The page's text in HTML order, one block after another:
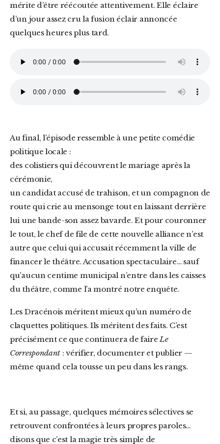
mérite d’être réécoutée attentivement. Elle éclaire
d’un jour assez cru la fusion éclair annoncée
quelques heures plus tard.
Au final, l’épisode ressemble à une petite comédie
politique locale :
des colistiers qui découvrent le mariage après la
cérémonie,
un candidat accusé de trahison, et un compagnon de
route qui crie au mensonge tout en laissant derrière
lui une bande-son assez bavarde. Et pour couronner
le tout, le chef de file de cette nouvelle alliance n’est
autre que celui qui accusait récemment la ville de
financer le théâtre. Accusation spectaculaire… sauf
qu’aucun centime municipal n’entre dans les caisses
du théâtre, comme l’a montré notre enquête.
Les Dracénois méritent mieux qu’un numéro de
claquettes politiques. Ils méritent des faits. C’est
précisément ce que continuera de faireLe
Correspondant : vérifier, documenter et publier —
même quand cela tousse un peu dans les rangs.
Et si, au passage, quelques mémoires sélectives se
retrouvent confrontées à leurs propres paroles…
disons que c’est la magie très simple de